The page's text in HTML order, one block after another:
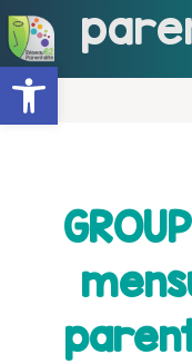
Ouvrir la barre d’outils